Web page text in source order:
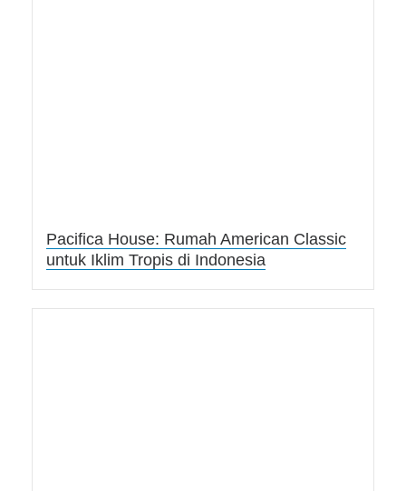
Pacifica House: Rumah American Classic
untuk Iklim Tropis di Indonesia